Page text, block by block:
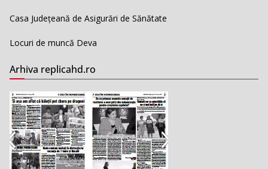
Casa Județeană de Asigurări de Sănătate
Locuri de muncă Deva
Arhiva replicahd.ro